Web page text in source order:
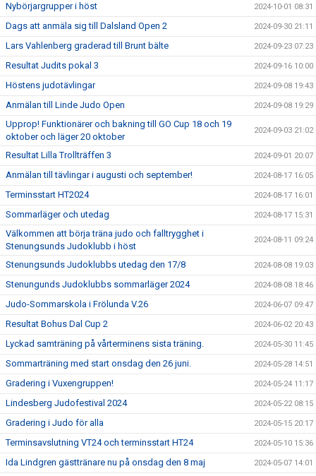
Nybörjargrupper i höst 2024-10-01 08:31
Dags att anmäla sig till Dalsland Open 2 2024-09-30 21:11
Lars Vahlenberg graderad till Brunt bälte 2024-09-23 07:23
Resultat Judits pokal 3 2024-09-16 10:00
Höstens judotävlingar 2024-09-08 19:43
Anmälan till Linde Judo Open 2024-09-08 19:29
Upprop! Funktionärer och bakning till GO Cup 18 och 19
oktober och läger 20 oktober
2024-09-03 21:02
Resultat Lilla Trollträffen 3 2024-09-01 20:07
Anmälan till tävlingar i augusti och september! 2024-08-17 16:05
Terminsstart HT2024 2024-08-17 16:01
Sommarläger och utedag 2024-08-17 15:31
Välkommen att börja träna judo och falltrygghet i
Stenungsunds Judoklubb i höst
2024-08-11 09:24
Stenungsunds Judoklubbs utedag den 17/8 2024-08-08 19:03
Stenungunds Judoklubbs sommarläger 2024 2024-08-08 18:46
Judo-Sommarskola i Frölunda V.26 2024-06-07 09:47
Resultat Bohus Dal Cup 2 2024-06-02 20:43
Lyckad samträning på vårterminens sista träning. 2024-05-30 11:45
Sommarträning med start onsdag den 26 juni. 2024-05-28 14:51
Gradering i Vuxengruppen! 2024-05-24 11:17
Lindesberg Judofestival 2024 2024-05-22 08:15
Gradering i Judo för alla 2024-05-15 20:17
Terminsavslutning VT24 och terminsstart HT24 2024-05-10 15:36
Ida Lindgren gästtränare nu på onsdag den 8 maj 2024-05-07 14:01